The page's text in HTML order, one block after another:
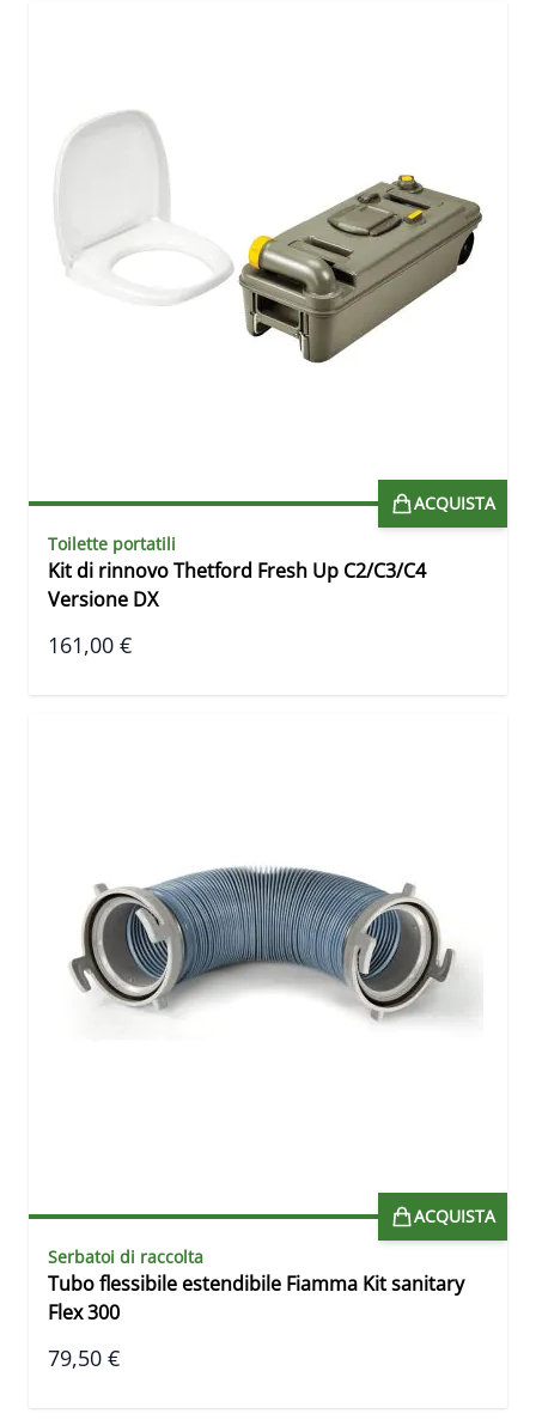
ACQUISTA
Toilette portatili
Kit di rinnovo Thetford Fresh Up C2/C3/C4
Versione DX
161,00 €
ACQUISTA
Serbatoi di raccolta
Tubo flessibile estendibile Fiamma Kit sanitary
Flex 300
79,50 €